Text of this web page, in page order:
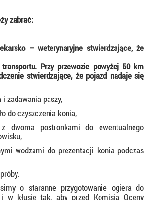
zabrać:
– weterynaryjne stwierdzające, że
Przy przewozie powyżej 50 km
stwierdzające, że pojazd nadaje się
zadawania paszy,
do czyszczenia konia,
dwoma postronkami do ewentualnego
wodzami do prezentacji konia podczas
o staranne przygotowanie ogiera do
w kłusie tak, aby przed Komisją Oceny